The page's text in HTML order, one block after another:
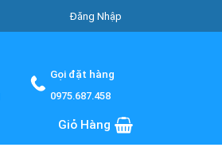
Đăng Nhập
Gọi đặt hàng
0975.687.458
Giỏ Hàng